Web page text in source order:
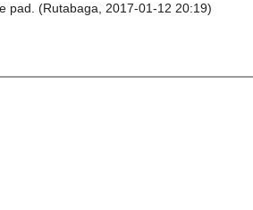
pad. (Rutabaga, 2017-01-12 20:19)